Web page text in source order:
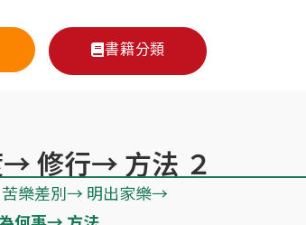
書籍分類
→ 修行→ 方法 ２
樂差別→ 明出家樂→